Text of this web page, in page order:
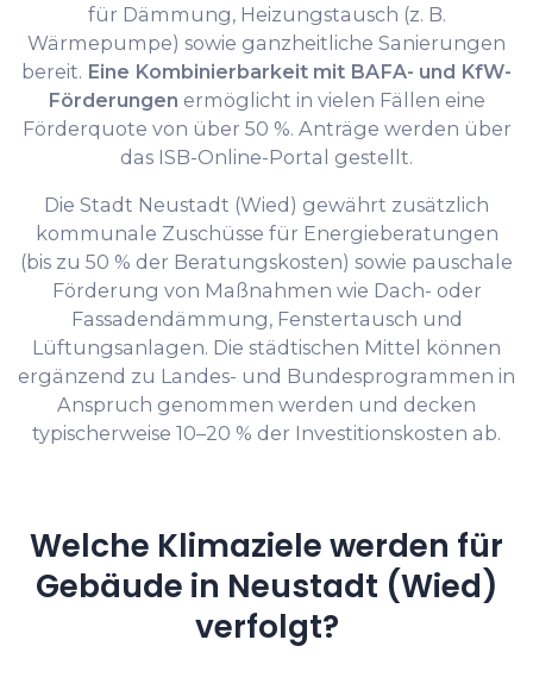
für Dämmung, Heizungstausch (z. B.
Wärmepumpe) sowie ganzheitliche Sanierungen
bereit. Eine Kombinierbarkeit mit BAFA- und KfW-
Förderungen ermöglicht in vielen Fällen eine
Förderquote von über 50 %. Anträge werden über
das ISB-Online-Portal gestellt.
Die Stadt Neustadt (Wied) gewährt zusätzlich
kommunale Zuschüsse für Energieberatungen
(bis zu 50 % der Beratungskosten) sowie pauschale
Förderung von Maßnahmen wie Dach- oder
Fassadendämmung, Fenstertausch und
Lüftungsanlagen. Die städtischen Mittel können
ergänzend zu Landes- und Bundesprogrammen in
Anspruch genommen werden und decken
typischerweise 10–20 % der Investitionskosten ab.
Welche Klimaziele werden für
Gebäude in Neustadt (Wied)
verfolgt?